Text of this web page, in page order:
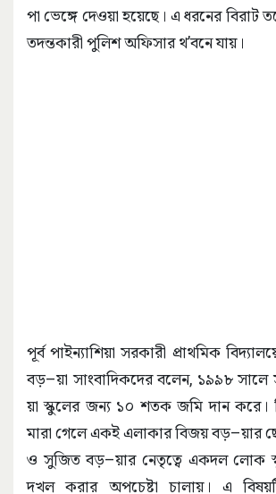
পা ভেঙ্গে দেওয়া হয়েছে। এ ধরনের বিরাট
তদন্তকারী পুলিশ অফিসার থ’বনে যায়।
পূর্ব পাইন্যাশিয়া সরকারী প্রাথমিক
বড়–য়া সাংবাদিকদের বলেন, ১৯৯৮
য়া স্কুলের জন্য ১০ শতক জমি দান করে।
মারা গেলে একই এলাকার বিজয় বড়–য়ার
ও সুজিত বড়–য়ার নেতৃত্বে একদল লোক
দখল করার অপচেষ্টা চালায়। এ